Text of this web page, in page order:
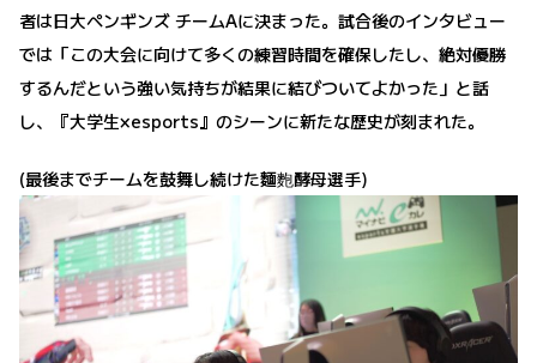
者は日大ペンギンズ チームAに決まった。試合後のインタビュー
では「この大会に向けて多くの練習時間を確保したし、絶対優勝
するんだという強い気持ちが結果に結びついてよかった」と話
し、『大学生×esports』のシーンに新たな歴史が刻まれた。
(最後までチームを鼓舞し続けた麵麭酵母選手)